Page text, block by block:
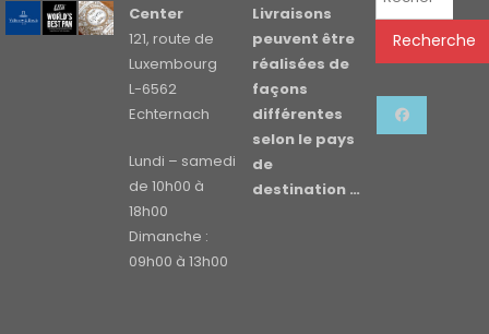
Center
121, route de
Luxembourg
L-6562
Echternach
Lundi – samedi
de 10h00 à
18h00
Dimanche :
09h00 à 13h00
Livraisons
peuvent être
réalisées de
façons
différentes
selon le pays
de
destination …
Recherche